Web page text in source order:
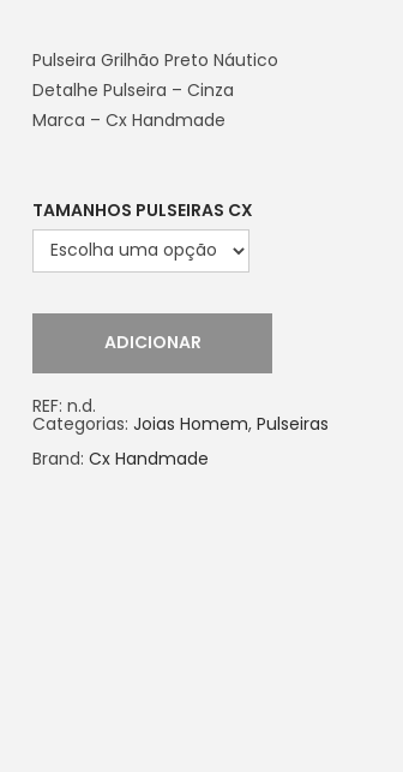
Pulseira Grilhão Preto Náutico
Detalhe Pulseira – Cinza
Marca – Cx Handmade
TAMANHOS PULSEIRAS CX
ADICIONAR
REF: n.d.
Categorias: Joias Homem, Pulseiras
Brand: Cx Handmade